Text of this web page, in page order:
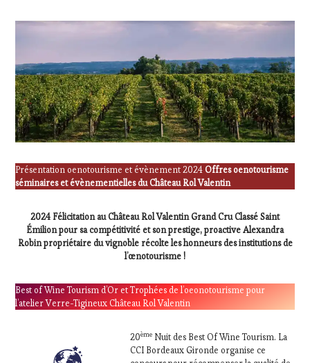
Présentation oenotourisme et évènement 2024Offres oenotourisme
séminaires et évènementielles du Château Rol Valentin
2024 Félicitation au Château Rol Valentin Grand Cru Classé Saint
Émilion pour sa compétitivité et son prestige, proactive Alexandra
Robin propriétaire du vignoble récolte les honneurs des institutions de
l’œnotourisme !
Best of Wine Tourism d’Or et Trophées de l’oeonotourisme pour
l’atelier Verre-Tigineux Château Rol Valentin
20ème Nuit des Best Of Wine Tourism. La
CCI Bordeaux Gironde organise ce